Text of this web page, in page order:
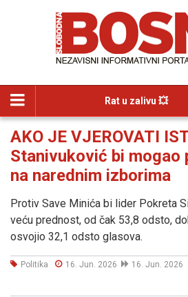
Rat u zalivu 💥
AKO JE VJEROVATI
Stanivuković bi mogao
na narednim izborima
Protiv Save Minića bi lider Pokreta
veću prednost, od čak 53,8 odsto,
osvojio 32,1 odsto glasova.
Politika 16. Jun. 2026 16. Jun. 2026